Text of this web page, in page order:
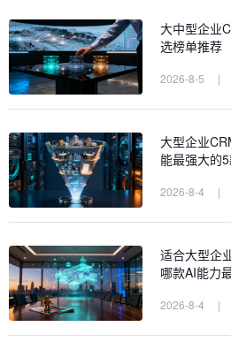
大中型企业
选榜单推荐
2026-8-5 |
大型企业
能最强大的
2026-8-4 |
适合大型企
哪款AI能力
2026-8-4 |